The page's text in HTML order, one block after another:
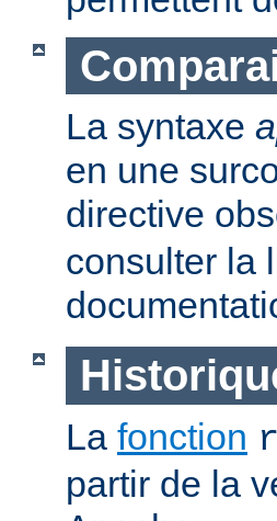
La syntaxe
en une
directive
consulter la
La fonction
partir de la